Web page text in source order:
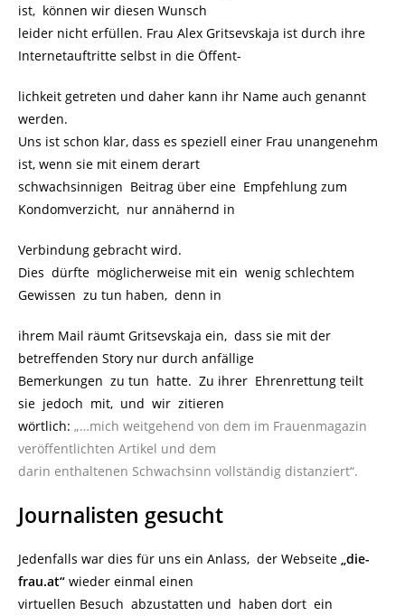
ist, können wir diesen Wunsch
leider nicht erfüllen. Frau Alex Gritsevskaja ist durch ihre
Internetauftritte selbst in die Öffent-
lichkeit getreten und daher kann ihr Name auch genannt
werden.
Uns ist schon klar, dass es speziell einer Frau unangenehm
ist, wenn sie mit einem derart
schwachsinnigen Beitrag über eine Empfehlung zum
Kondomverzicht, nur annähernd in
Verbindung gebracht wird.
Dies dürfte möglicherweise mit ein wenig schlechtem
Gewissen zu tun haben, denn in
ihrem Mail räumt Gritsevskaja ein, dass sie mit der
betreffenden Story nur durch anfällige
Bemerkungen zu tun hatte. Zu ihrer Ehrenrettung teilt
sie jedoch mit, und wir zitieren
wörtlich: „…mich weitgehend von dem im Frauenmagazin
veröffentlichten Artikel und dem
darin enthaltenen Schwachsinn vollständig distanziert“.
Journalisten gesucht
Jedenfalls war dies für uns ein Anlass, der Webseite „die-
frau.at“ wieder einmal einen
virtuellen Besuch abzustatten und haben dort ein